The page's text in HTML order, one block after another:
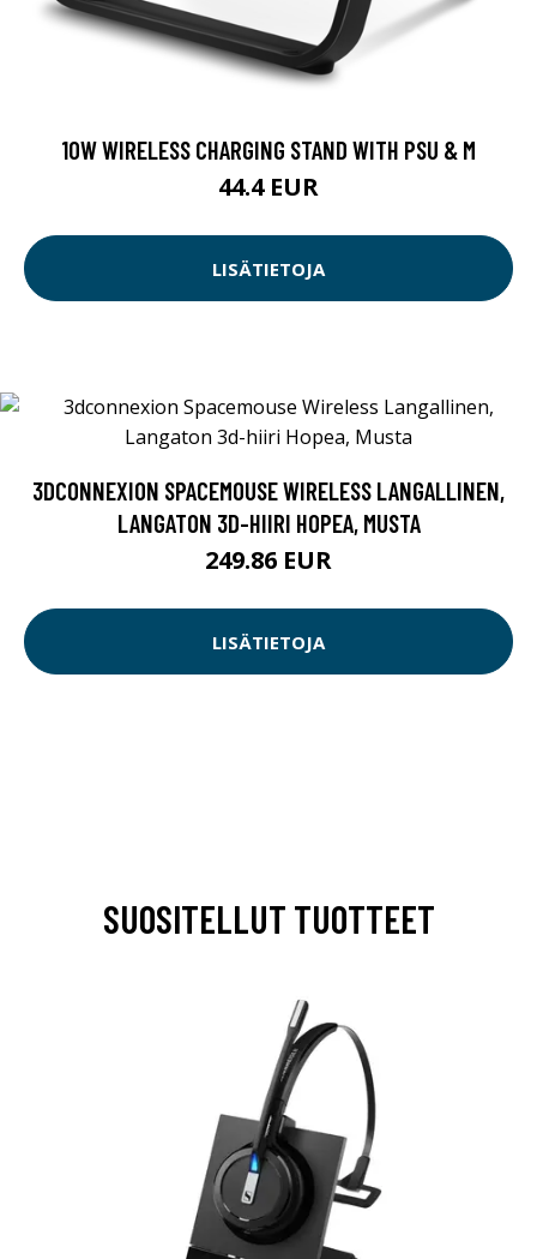
10W WIRELESS CHARGING STAND WITH PSU & M
44.4 EUR
LISÄTIETOJA
3DCONNEXION SPACEMOUSE WIRELESS LANGALLINEN,
LANGATON 3D-HIIRI HOPEA, MUSTA
249.86 EUR
LISÄTIETOJA
SUOSITELLUT TUOTTEET